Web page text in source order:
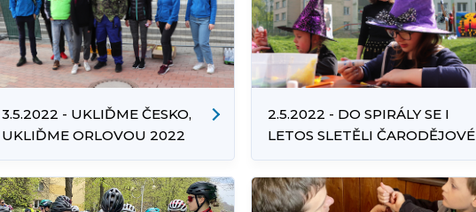
3.5.2022 - UKLIĎME ČESKO,
UKLIĎME ORLOVOU 2022
2.5.2022 - DO SPIRÁLY SE I
LETOS SLETĚLI ČARODĚJOVÉ